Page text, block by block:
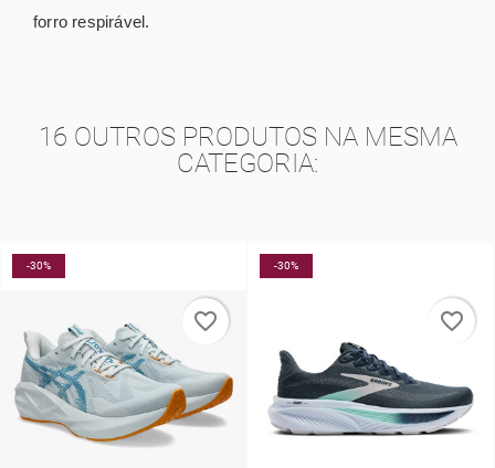
forro respirável.
16 OUTROS PRODUTOS NA MESMA
CATEGORIA:
-30%
favorite_border
-20%
favorite_border